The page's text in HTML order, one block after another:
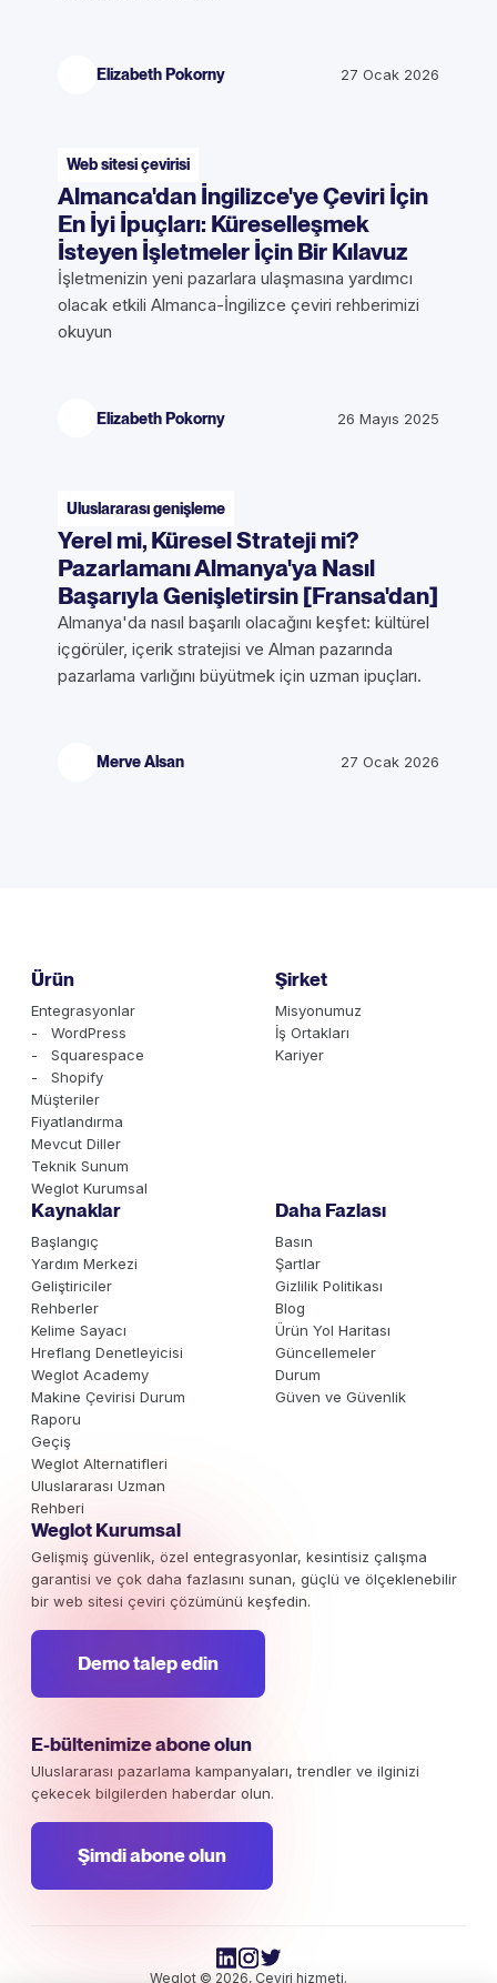
Elizabeth Pokorny 27 Ocak 2026
Web sitesi çevirisi
Almanca'dan İngilizce'ye Çeviri İçin
En İyi İpuçları: Küreselleşmek
İsteyen İşletmeler İçin Bir Kılavuz
İşletmenizin yeni pazarlara ulaşmasına yardımcı
olacak etkili Almanca-İngilizce çeviri rehberimizi
okuyun
Elizabeth Pokorny 26 Mayıs 2025
Uluslararası genişleme
Yerel mi, Küresel Strateji mi?
Pazarlamanı Almanya'ya Nasıl
Başarıyla Genişletirsin [Fransa'dan]
Almanya'da nasıl başarılı olacağını keşfet: kültürel
içgörüler, içerik stratejisi ve Alman pazarında
pazarlama varlığını büyütmek için uzman ipuçları.
Merve Alsan 27 Ocak 2026
Ürün
Entegrasyonlar
- WordPress
- Squarespace
- Shopify
Müşteriler
Fiyatlandırma
Mevcut Diller
Teknik Sunum
Weglot Kurumsal
Şirket
Misyonumuz
İş Ortakları
Kariyer
Kaynaklar
Başlangıç
Yardım Merkezi
Geliştiriciler
Rehberler
Kelime Sayacı
Hreflang Denetleyicisi
Weglot Academy
Makine Çevirisi Durum
Raporu
Geçiş
Weglot Alternatifleri
Uluslararası Uzman
Rehberi
Daha Fazlası
Basın
Şartlar
Gizlilik Politikası
Blog
Ürün Yol Haritası
Güncellemeler
Durum
Güven ve Güvenlik
Weglot Kurumsal
Gelişmiş güvenlik, özel entegrasyonlar, kesintisiz çalışma
garantisi ve çok daha fazlasını sunan, güçlü ve ölçeklenebilir
bir web sitesi çeviri çözümünü keşfedin.
Demo talep edin
E-bültenimize abone olun
Uluslararası pazarlama kampanyaları, trendler ve ilginizi
çekecek bilgilerden haberdar olun.
Şimdi abone olun
Weglot © 2026, Çeviri hizmeti.